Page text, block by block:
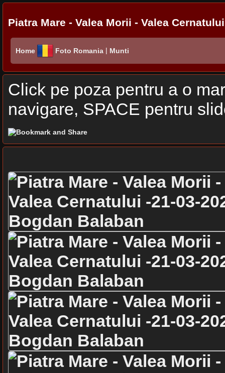
Piatra Mare - Valea Morii - Valea
Home Foto Romania | Munti
Click pe poza pentru a o
navigare, SPACE pentru